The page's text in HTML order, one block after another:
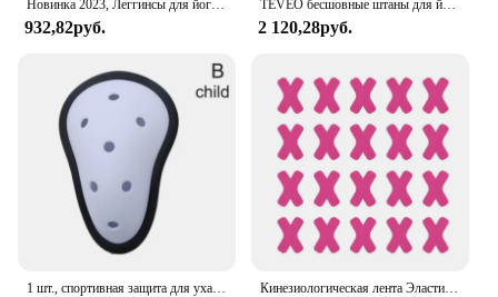
Новинка 2023, Леггинсы для йоги, женские спортивные брюки, бесшовные спортивные женские леггинсы для тренажерного зала, тренировочные штаны для фитнеса, спортивная одежда
932,82руб.
TEVEO бесшовные штаны для йоги, ударные леггинсы, женские эластичные леггинсы в рубчик с низкой лентой, спортивные леггинсы для фитнеса, впитывающие пот, тренировки
2 120,28руб.
1 шт., спортивная защита для уха, бокса, бейсбола, футбола, удобная дышащая спортивная защита, частные части, защитная чаша Кинезиологическая лента Эластичные терапевтические спортивные ленты для коленного плеча и локтя, водонепроницаемые полоски для